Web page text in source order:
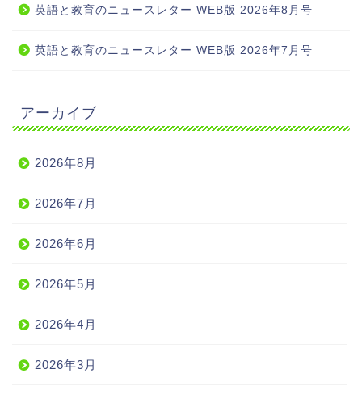
英語と教育のニュースレター WEB版 2026年8月号
英語と教育のニュースレター WEB版 2026年7月号
アーカイブ
2026年8月
2026年7月
2026年6月
2026年5月
2026年4月
2026年3月